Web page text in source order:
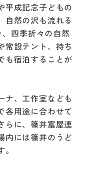
平成記念子どもの
自然の沢も流れる
四季折々の自然
常設テント、持ち
も宿泊することが
ナ、工作室なども
各用途に合わせて
らに、篠井富屋連
内には篠井のうど
宿泊
アクセス
パンフレット
ダウンロード
お問い合わせ